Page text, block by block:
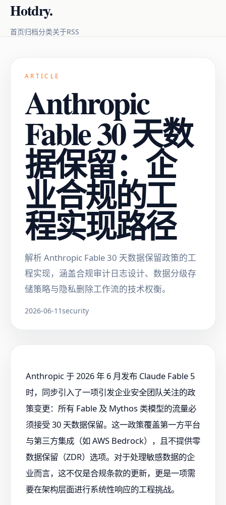
Hotdry.
首页归档分类关于RSS
ARTICLE
Anthropic
Fable 30 天数
据保留：企
业合规的工
程实现路径
解析 Anthropic Fable 30 天数据保留政策的工
程实现，涵盖合规审计日志设计、数据分级存
储策略与隐私删除工作流的技术权衡。
2026-06-11security
Anthropic 于 2026 年 6 月发布 Claude Fable 5
时，同步引入了一项引发企业安全团队关注的政
策变更：所有 Fable 及 Mythos 类模型的流量必
须接受 30 天数据保留。这一政策覆盖第一方平台
与第三方集成（如 AWS Bedrock），且不提供零
数据保留（ZDR）选项。对于处理敏感数据的企
业而言，这不仅是合规条款的更新，更是一项需
要在架构层面进行系统性响应的工程挑战。